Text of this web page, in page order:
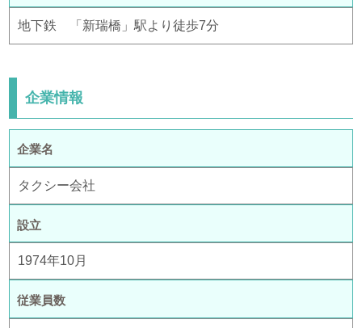
地下鉄 「新瑞橋」駅より徒歩7分
企業情報
企業名
タクシー会社
設立
1974年10月
従業員数